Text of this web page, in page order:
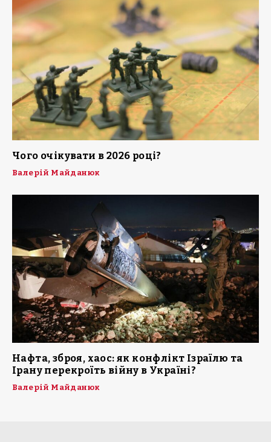
Чого очікувати в 2026 році?
Валерій Майданюк
Нафта, зброя, хаос: як конфлікт Ізраїлю та
Ірану перекроїть війну в Україні?
Валерій Майданюк